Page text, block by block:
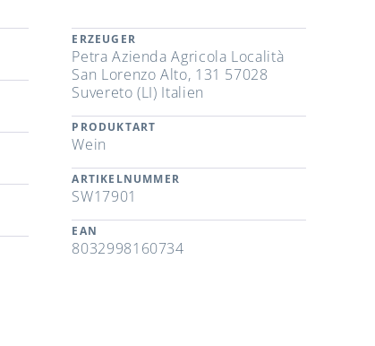
ERZEUGER
Petra Azienda Agricola Località
San Lorenzo Alto, 131 57028
Suvereto (LI) Italien
PRODUKTART
Wein
ARTIKELNUMMER
SW17901
EAN
8032998160734